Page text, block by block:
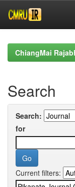
navigationChiangMai
Search
Search:
for
Current filters: